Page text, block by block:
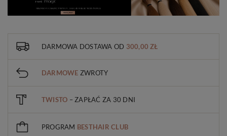
DARMOWA DOSTAWA OD 300,00 ZŁ
DARMOWE ZWROTY
TWISTO – ZAPŁAĆ ZA 30 DNI
PROGRAM BESTHAIR CLUB